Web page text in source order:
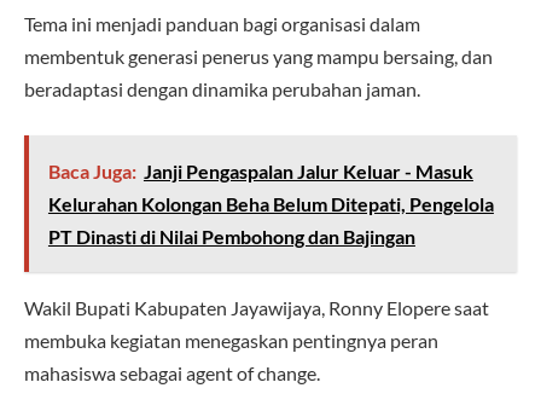
Tema ini menjadi panduan bagi organisasi dalam
membentuk generasi penerus yang mampu bersaing, dan
beradaptasi dengan dinamika perubahan jaman.
Baca Juga: Janji Pengaspalan Jalur Keluar - Masuk
Kelurahan Kolongan Beha Belum Ditepati, Pengelola
PT Dinasti di Nilai Pembohong dan Bajingan
Wakil Bupati Kabupaten Jayawijaya, Ronny Elopere saat
membuka kegiatan menegaskan pentingnya peran
mahasiswa sebagai agent of change.